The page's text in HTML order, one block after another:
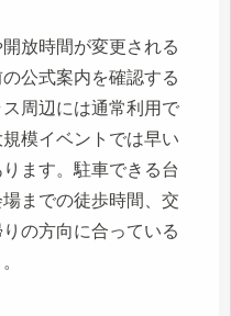
放時間が変更される
公式案内を確認する
周辺には通常利用で
模イベントでは早い
ます。駐車できる台
までの徒歩時間、交
の方向に合っている